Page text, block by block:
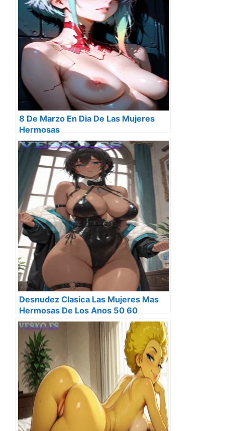
8 De Marzo En Dia De Las Mujeres
Hermosas
Desnudez Clasica Las Mujeres Mas
Hermosas De Los Anos 50 60